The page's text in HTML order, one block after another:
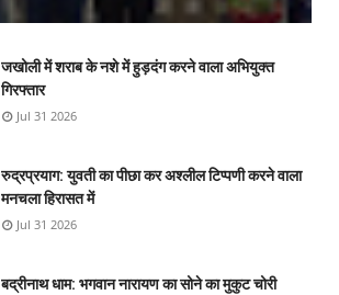
जखोली में शराब के नशे में हुड़दंग करने वाला अभियुक्त
गिरफ्तार
Jul 31 2026
रुद्रप्रयाग: युवती का पीछा कर अश्लील टिप्पणी करने वाला
मनचला हिरासत में
Jul 31 2026
बद्रीनाथ धाम: भगवान नारायण का सोने का मुकुट चोरी